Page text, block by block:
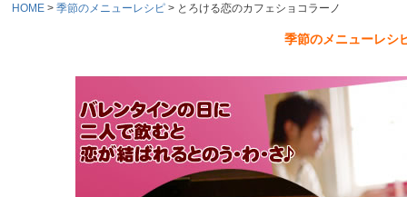
HOME 季節のメニューレシピ とろける恋のカフェショコラーノ
季節のメニューレシ